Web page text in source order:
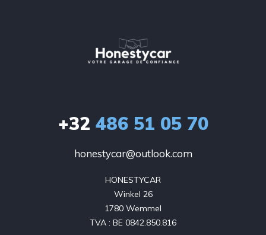
+32 486 51 05 70
honestycar@outlook.com
HONESTYCAR
Winkel 26
1780 Wemmel
TVA : BE 0842.850.816